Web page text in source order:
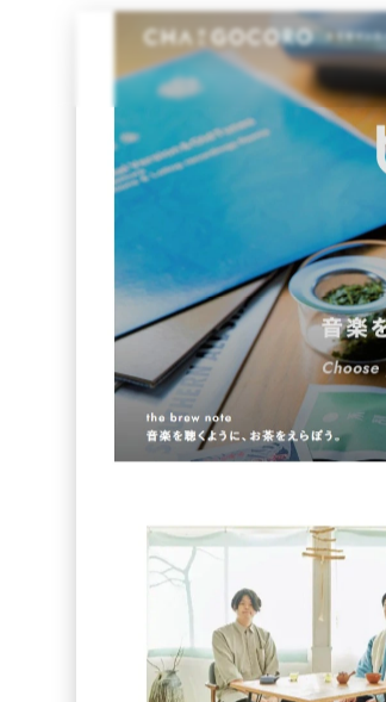
CHAGOCORO
スタイリッシュ